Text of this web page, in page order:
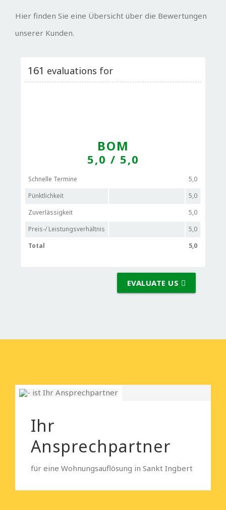
Hier finden Sie eine Übersicht über die Bewertungen
unserer Kunden.
161 evaluations for
BOM
5,0 / 5,0
Schnelle Termine
5,0
Pünktlichkeit
5,0
Zuverlässigkeit
5,0
Preis-/ Leistungsverhältnis
5,0
Total
5,0
EVALUATE US
Ihr
Ansprechpartner
für eine Wohnungsauflösung in Sankt Ingbert